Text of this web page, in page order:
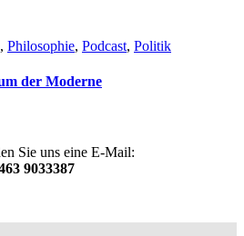
, Philosophie, Podcast, Politik
der Moderne
Sie uns eine E-Mail:
9033387